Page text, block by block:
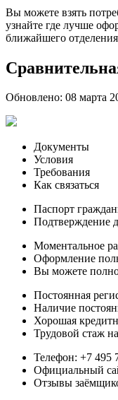
Вы можете взять
узнайте где лучше
ближайшего
Обновлено: 08 марта
Документы
Условия
Требования
Как связаться
Паспорт
Подтверждение
Моментальное
Оформление
Вы можете
Постоянная
Наличие
Хорошая
Трудовой стаж
Телефон: +7 495
Официальный
Отзывы